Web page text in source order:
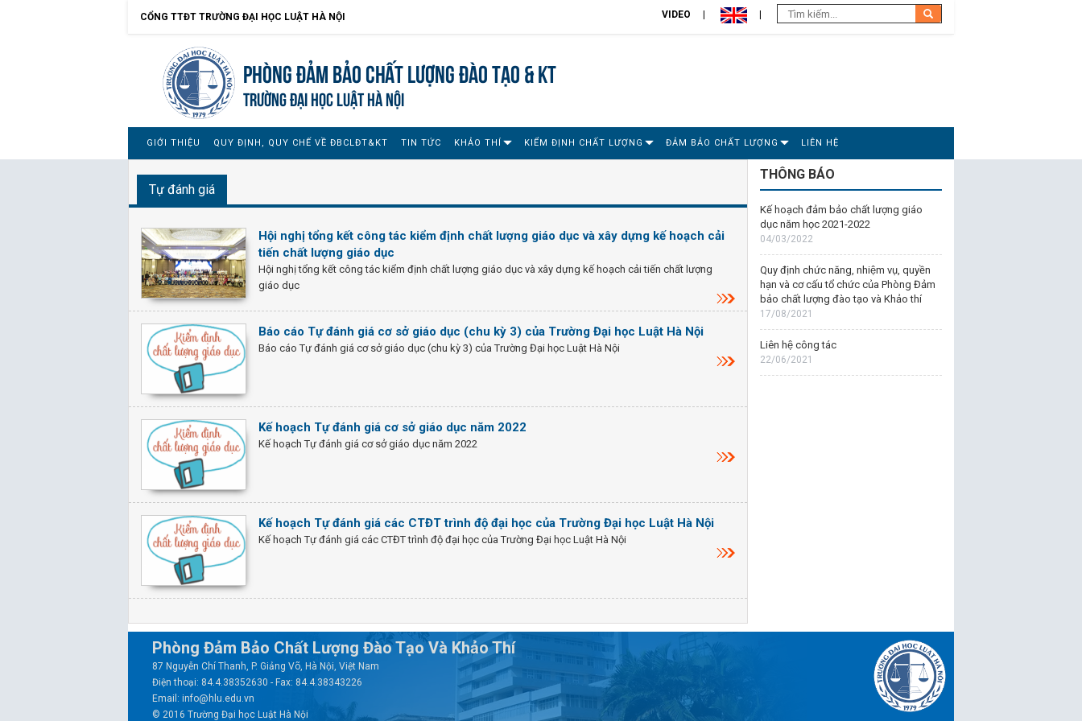
CỔNG TTĐT TRƯỜNG ĐẠI HỌC LUẬT HÀ NỘI VIDEO
Phòng Đảm bảo chất lượng đào tạo & KT
TRƯỜNG ĐẠI HỌC LUẬT HÀ NỘI
GIỚI THIỆU QUY ĐỊNH, QUY CHẾ VỀ ĐBCLĐT&KT TIN TỨC KHẢO THÍ KIỂM ĐỊNH CHẤT LƯỢNG ĐẢM BẢO CHẤT LƯỢNG LIÊN HỆ
Tự đánh giá
Hội nghị tổng kết công tác kiểm định chất lượng giáo dục và xây dựng kế hoạch cải
tiến chất lượng giáo dục
Hội nghị tổng kết công tác kiểm định chất lượng giáo dục và xây dựng kế hoạch cải tiến chất lượng
giáo dục
Báo cáo Tự đánh giá cơ sở giáo dục (chu kỳ 3) của Trường Đại học Luật Hà Nội
Báo cáo Tự đánh giá cơ sở giáo dục (chu kỳ 3) của Trường Đại học Luật Hà Nội
Kế hoạch Tự đánh giá cơ sở giáo dục năm 2022
Kế hoạch Tự đánh giá cơ sở giáo dục năm 2022
Kế hoạch Tự đánh giá các CTĐT trình độ đại học của Trường Đại học Luật Hà Nội
Kế hoạch Tự đánh giá các CTĐT trình độ đại học của Trường Đại học Luật Hà Nội
THÔNG BÁO
Kế hoạch đảm bảo chất lượng giáo
dục năm học 2021-2022
04/03/2022
Quy định chức năng, nhiệm vụ, quyền
hạn và cơ cấu tổ chức của Phòng Đảm
bảo chất lượng đào tạo và Khảo thí
17/08/2021
Liên hệ công tác
22/06/2021
Phòng Đảm Bảo Chất Lượng Đào Tạo Và Khảo Thí
87 Nguyễn Chí Thanh, P. Giảng Võ, Hà Nội, Việt Nam
Điện thoại: 84.4.38352630 - Fax: 84.4.38343226
Email: info@hlu.edu.vn
© 2016 Trường Đại học Luật Hà Nội